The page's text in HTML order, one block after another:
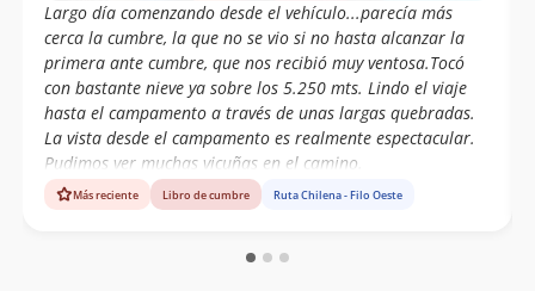
Largo día comenzando desde el vehículo...parecía más
cerca la cumbre, la que no se vio si no hasta alcanzar la
primera ante cumbre, que nos recibió muy ventosa.Tocó
con bastante nieve ya sobre los 5.250 mts. Lindo el viaje
hasta el campamento a través de unas largas quebradas.
La vista desde el campamento es realmente espectacular.
Pudimos ver muchas vicuñas en el camino.
Más reciente Libro de cumbre Ruta Chilena - Filo Oeste